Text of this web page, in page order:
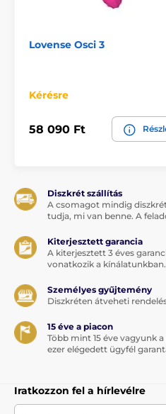
Lovense Osci 3
Kérésre
58 090 Ft
Diszkrét szállítás
A csomagot mindig
tudja, mi van benne. A
Kiterjesztett garancia
A kiterjesztett 3 éves
vonatkozik a kínálatunkban.
Személyes gyűjtemény
Diszkréten átveheti
15 éve a piacon
Több mint 15 éve vagyunk
ezer elégedett ügyfél
Iratkozzon fel a hírlevélre